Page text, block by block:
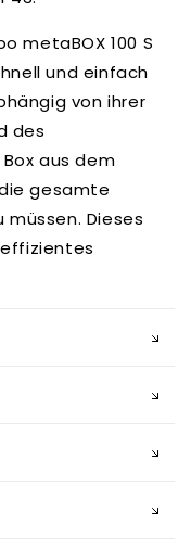
metaBOX 100 S
und einfach
von ihrer
des
aus dem
gesamte
Dieses